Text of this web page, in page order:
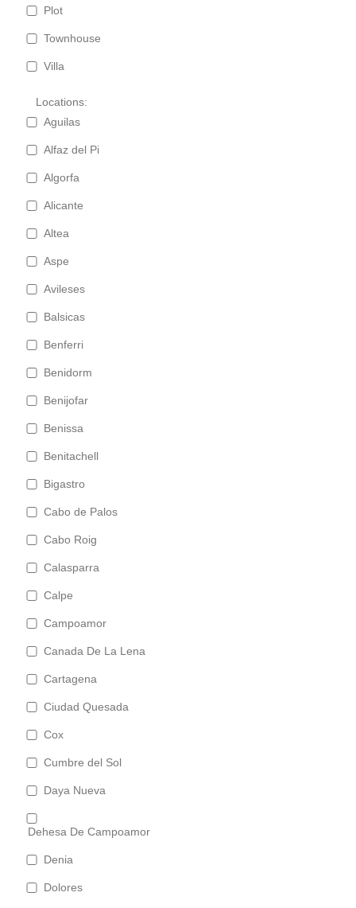
Plot
Townhouse
Villa
Locations:
Aguilas
Alfaz del Pi
Algorfa
Alicante
Altea
Aspe
Avileses
Balsicas
Benferri
Benidorm
Benijofar
Benissa
Benitachell
Bigastro
Cabo de Palos
Cabo Roig
Calasparra
Calpe
Campoamor
Canada De La Lena
Cartagena
Ciudad Quesada
Cox
Cumbre del Sol
Daya Nueva
Dehesa De Campoamor
Denia
Dolores